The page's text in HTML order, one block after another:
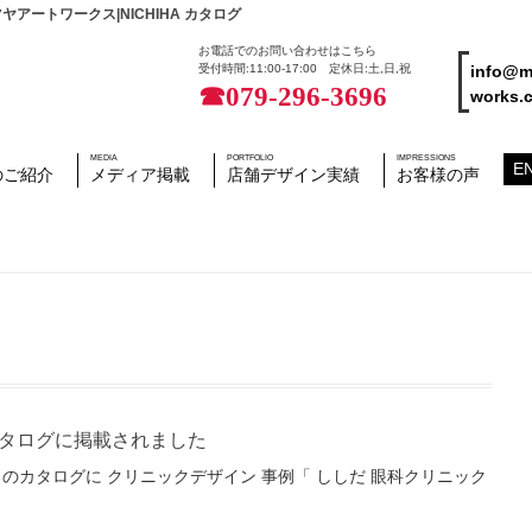
アートワークス|NICHIHA カタログ
お電話でのお問い合わせはこちら
受付時間:11:00-17:00 定休日:土,日,祝
☎079-296-3696
紹介
MEDIA
メディア掲載
PORTFOLIO
店舗デザイン実績
IMPRESSIONS
お客様の声
ログに掲載されました
カタログに クリニックデザイン 事例「 ししだ 眼科クリニック